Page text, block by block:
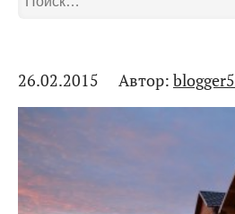
26.02.2015 Автор: